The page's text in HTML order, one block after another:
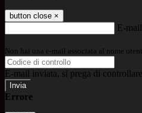
button close ×
E-mail
Non hai una e-mail associata al nome
E-mail inviata, si prega di
Errore